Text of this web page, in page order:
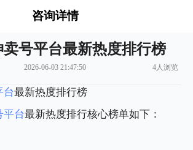
咨询详情
卖号平台最新热度排行榜
2026-06-03 21:47:50 4人浏览
台最新热度排行榜
平台最新热度排行核心榜单如下：